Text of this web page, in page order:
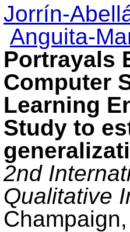
Jorrín-
Anguita-
Portrayals
Computer
Learning
Study to
2nd
Qualitative